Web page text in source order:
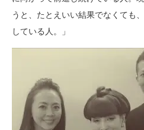
うと、たとえいい結果でなくても
している人。」